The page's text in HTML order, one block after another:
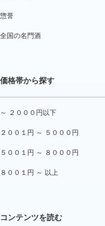
惣誉
全国の名門酒
価格帯から探す
～ ２０００円以下
２００１円 ～ ５０００円
５００１円 ～ ８０００円
８００１円 ～ 以上
コンテンツを読む